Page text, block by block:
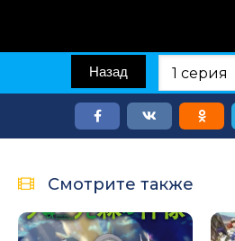
Назад
Смотрите также